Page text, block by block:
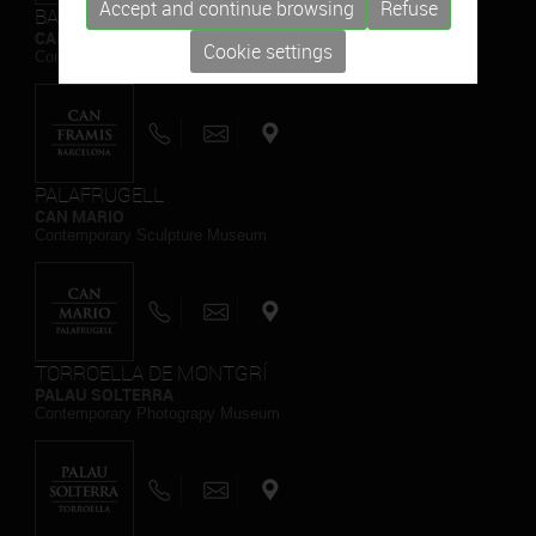
BARCELONA
CAN FRAMIS
Contemporary Painting Museum
PALAFRUGELL
TORROELLA DE MONTGRÍ
Accept and continue browsing
Refuse
Cookie settings